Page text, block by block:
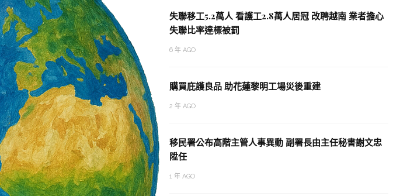
失聯移工5.2萬人 看護工2.8萬人居冠 改聘越南 業者擔心
失聯比率達標被罰
6 年 AGO
購買庇護良品 助花蓮黎明工場災後重建
2 年 AGO
移民署公布高階主管人事異動 副署長由主任秘書謝文忠
陞任
1 年 AGO